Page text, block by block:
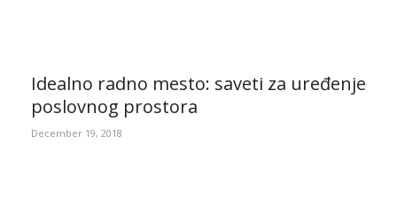
Idealno radno mesto: saveti za uređenje
poslovnog prostora
December 19, 2018